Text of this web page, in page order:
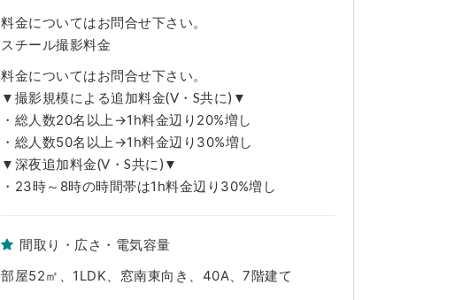
料金についてはお問合せ下さい。
スチール撮影料金
料金についてはお問合せ下さい。
▼撮影規模による追加料金(V・S共に)▼
・総人数20名以上→1h料金辺り20%増し
・総人数50名以上→1h料金辺り30%増し
▼深夜追加料金(V・S共に)▼
・23時～8時の時間帯は1h料金辺り30%増し
間取り・広さ・電気容量
部屋52㎡、1LDK、窓南東向き、40A、7階建て